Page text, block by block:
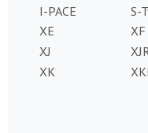
I-PACE
S-
XE
XF
XJ
XK